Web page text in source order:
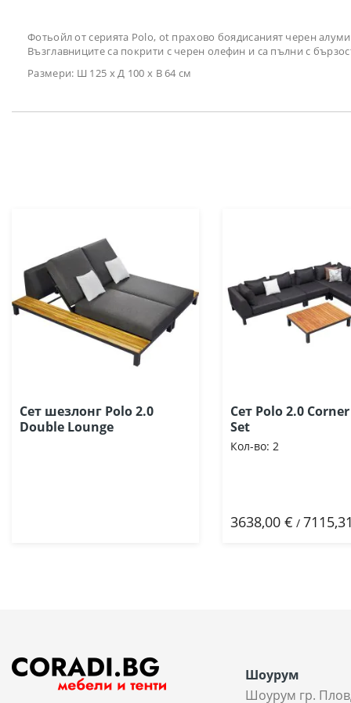
снимки
Фотьойл от серията Polo, ot прахово боядисаният черен
Възглавниците са покрити с черен олефин и са пълни с
Размери: Ш 125 х Д 100 х В 64 см
Сет шезлонг Polo 2.0
Double Lounge
Сет Polo 2.0
Set
Кол-во: 2
3638,00 € /
Добави
Шоурум
Шоурум гр.